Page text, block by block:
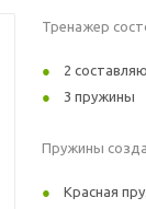
Тренажер
2
3 пружины
Пружины
Красная